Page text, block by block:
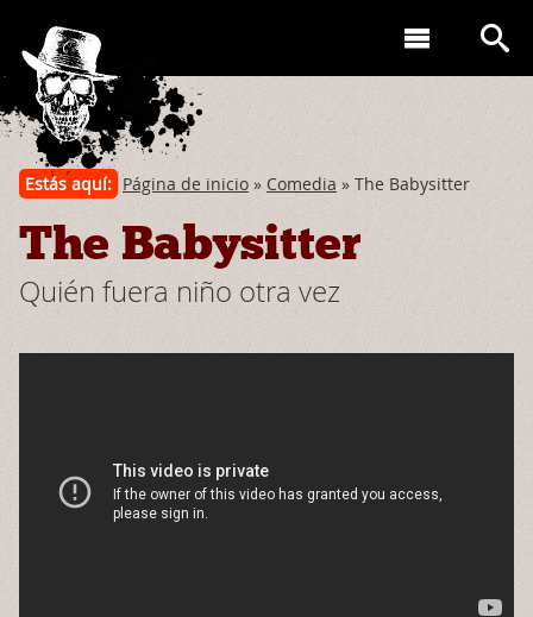
Estás aquí: Página de inicio » Comedia » The Babysitter
The Babysitter
Quién fuera niño otra vez